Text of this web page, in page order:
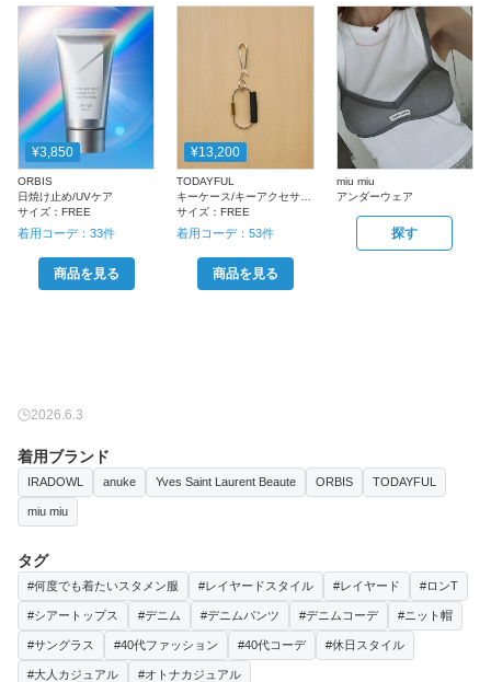
¥3,850
ORBIS
日焼け止め/UVケア
サイズ： FREE
着用コーデ： 33件
商品を見る
¥13,200
TODAYFUL
サイズ：FREE
着用コーデ：53件
商品を見る
miu miu
アンダーウェア
探す
2026.6.3
着用ブランド
IRADOWL anuke Yves Saint Laurent Beaute ORBIS TODAYFUL
miu miu
タグ
#何度でも着たいスタメン服 #レイヤードスタイル #レイヤード #ロンT
#シアートップス #デニム #デニムパンツ #デニムコーデ #ニット帽
#サングラス #40代ファッション #40代コーデ #休日スタイル
#大人カジュアル #オトナカジュアル